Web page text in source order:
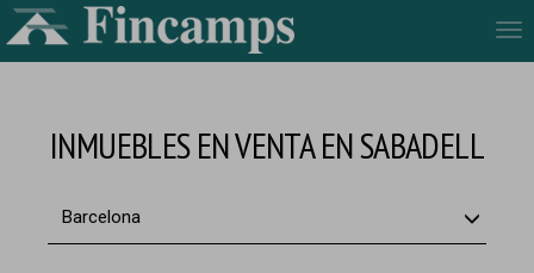
INMUEBLES EN VENTA EN SABADELL
Barcelona